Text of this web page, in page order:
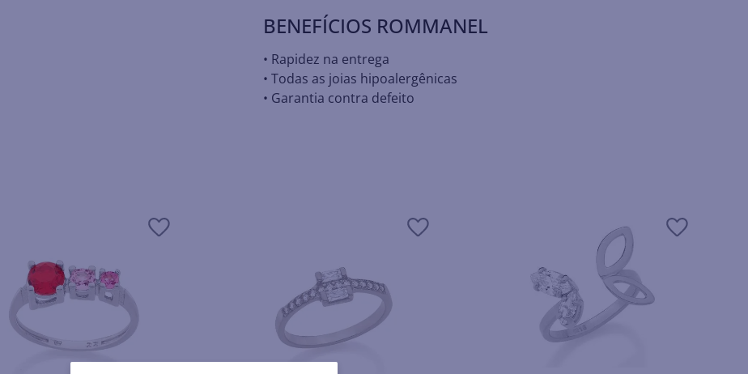
BENEFÍCIOS ROMMANEL
• Rapidez na entrega
• Todas as joias hipoalergênicas
• Garantia contra defeito